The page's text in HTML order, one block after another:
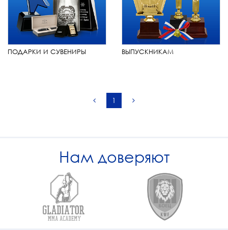
ПОДАРКИ И СУВЕНИРЫ ВЫПУСКНИКАМ
1
Нам доверяют